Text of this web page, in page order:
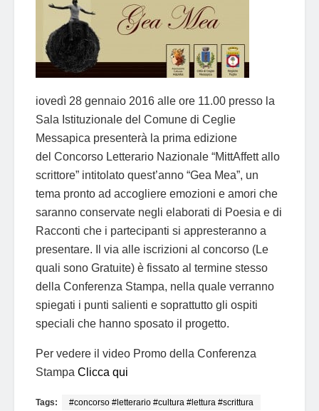
iovedì 28 gennaio 2016 alle ore 11.00 presso la
Sala Istituzionale del Comune di Ceglie
Messapica presenterà la prima edizione
del Concorso Letterario Nazionale “MittAffett allo
scrittore” intitolato quest’anno “Gea Mea”, un
tema pronto ad accogliere emozioni e amori che
saranno conservate negli elaborati di Poesia e di
Racconti che i partecipanti si appresteranno a
presentare. Il via alle iscrizioni al concorso (Le
quali sono Gratuite) è fissato al termine stesso
della Conferenza Stampa, nella quale verranno
spiegati i punti salienti e soprattutto gli ospiti
speciali che hanno sposato il progetto.
Per vedere il video Promo della Conferenza
Stampa Clicca qui
Tags: #concorso #letterario #cultura #lettura #scrittura